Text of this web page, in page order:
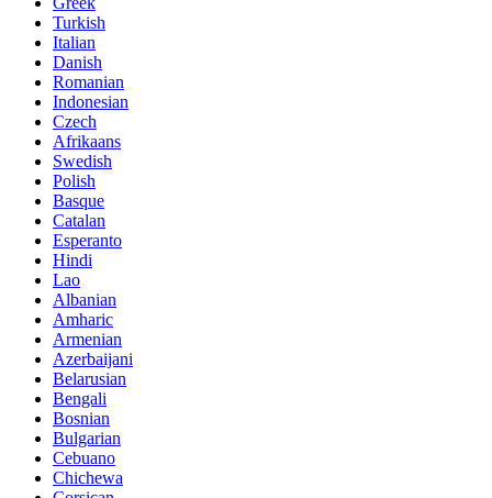
Turkish
Italian
Danish
Romanian
Indonesian
Czech
Afrikaans
Swedish
Polish
Basque
Catalan
Esperanto
Hindi
Lao
Albanian
Amharic
Armenian
Azerbaijani
Belarusian
Bengali
Bosnian
Bulgarian
Cebuano
Chichewa